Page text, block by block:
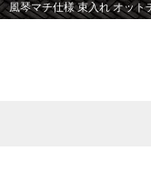
風琴マチ仕様 束入れ オット